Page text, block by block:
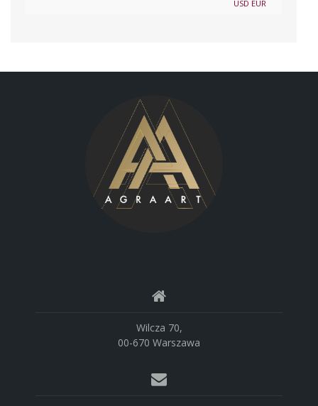
USD EUR
Wilcza 70,
00-670 Warszawa